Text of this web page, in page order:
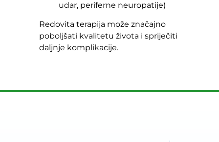
udar, periferne neuropatije)
Redovita terapija može značajno
poboljšati kvalitetu života i spriječiti
daljnje komplikacije.